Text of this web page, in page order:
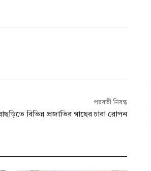
পরবর্তী নিবন্ধ
বিভিন্ন প্রজাতির গাছের চারা রোপন